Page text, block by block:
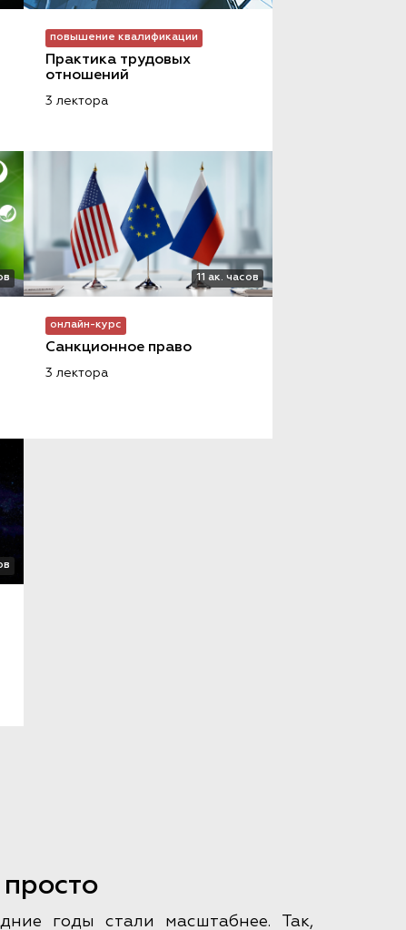
повышение квалификации
Практика трудовых
отношений
3 лектора
11 ак. часов
онлайн-курс
Санкционное право
3 лектора
годы стали масштабнее. Так,